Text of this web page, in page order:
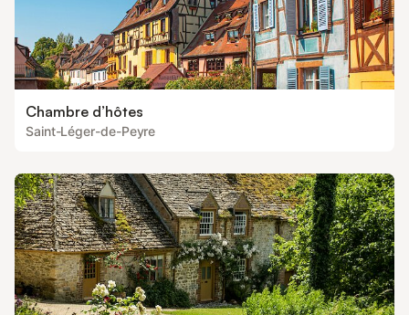
Chambre d’hôtes
Saint-Léger-de-Peyre